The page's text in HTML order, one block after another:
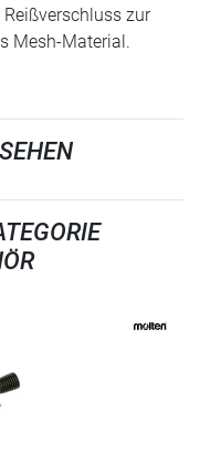
zur
Mesh-Material.